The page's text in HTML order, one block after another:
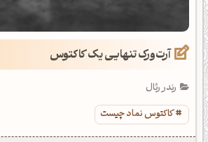
آرت‌ورک تنهایی یک کاکتوس
رندر رئال
کاکتوس نماد چیست